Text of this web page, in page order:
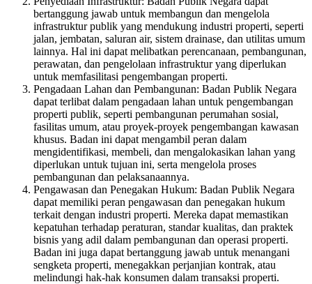
bertanggung jawab untuk membangun dan mengelola
infrastruktur publik yang mendukung industri properti, seperti
jalan, jembatan, saluran air, sistem drainase, dan utilitas umum
lainnya. Hal ini dapat melibatkan perencanaan, pembangunan,
perawatan, dan pengelolaan infrastruktur yang diperlukan
untuk memfasilitasi pengembangan properti.
Pengadaan Lahan dan Pembangunan: Badan Publik Negara
dapat terlibat dalam pengadaan lahan untuk pengembangan
properti publik, seperti pembangunan perumahan sosial,
fasilitas umum, atau proyek-proyek pengembangan kawasan
khusus. Badan ini dapat mengambil peran dalam
mengidentifikasi, membeli, dan mengalokasikan lahan yang
diperlukan untuk tujuan ini, serta mengelola proses
pembangunan dan pelaksanaannya.
Pengawasan dan Penegakan Hukum: Badan Publik Negara
dapat memiliki peran pengawasan dan penegakan hukum
terkait dengan industri properti. Mereka dapat memastikan
kepatuhan terhadap peraturan, standar kualitas, dan praktek
bisnis yang adil dalam pembangunan dan operasi properti.
Badan ini juga dapat bertanggung jawab untuk menangani
sengketa properti, menegakkan perjanjian kontrak, atau
melindungi hak-hak konsumen dalam transaksi properti.